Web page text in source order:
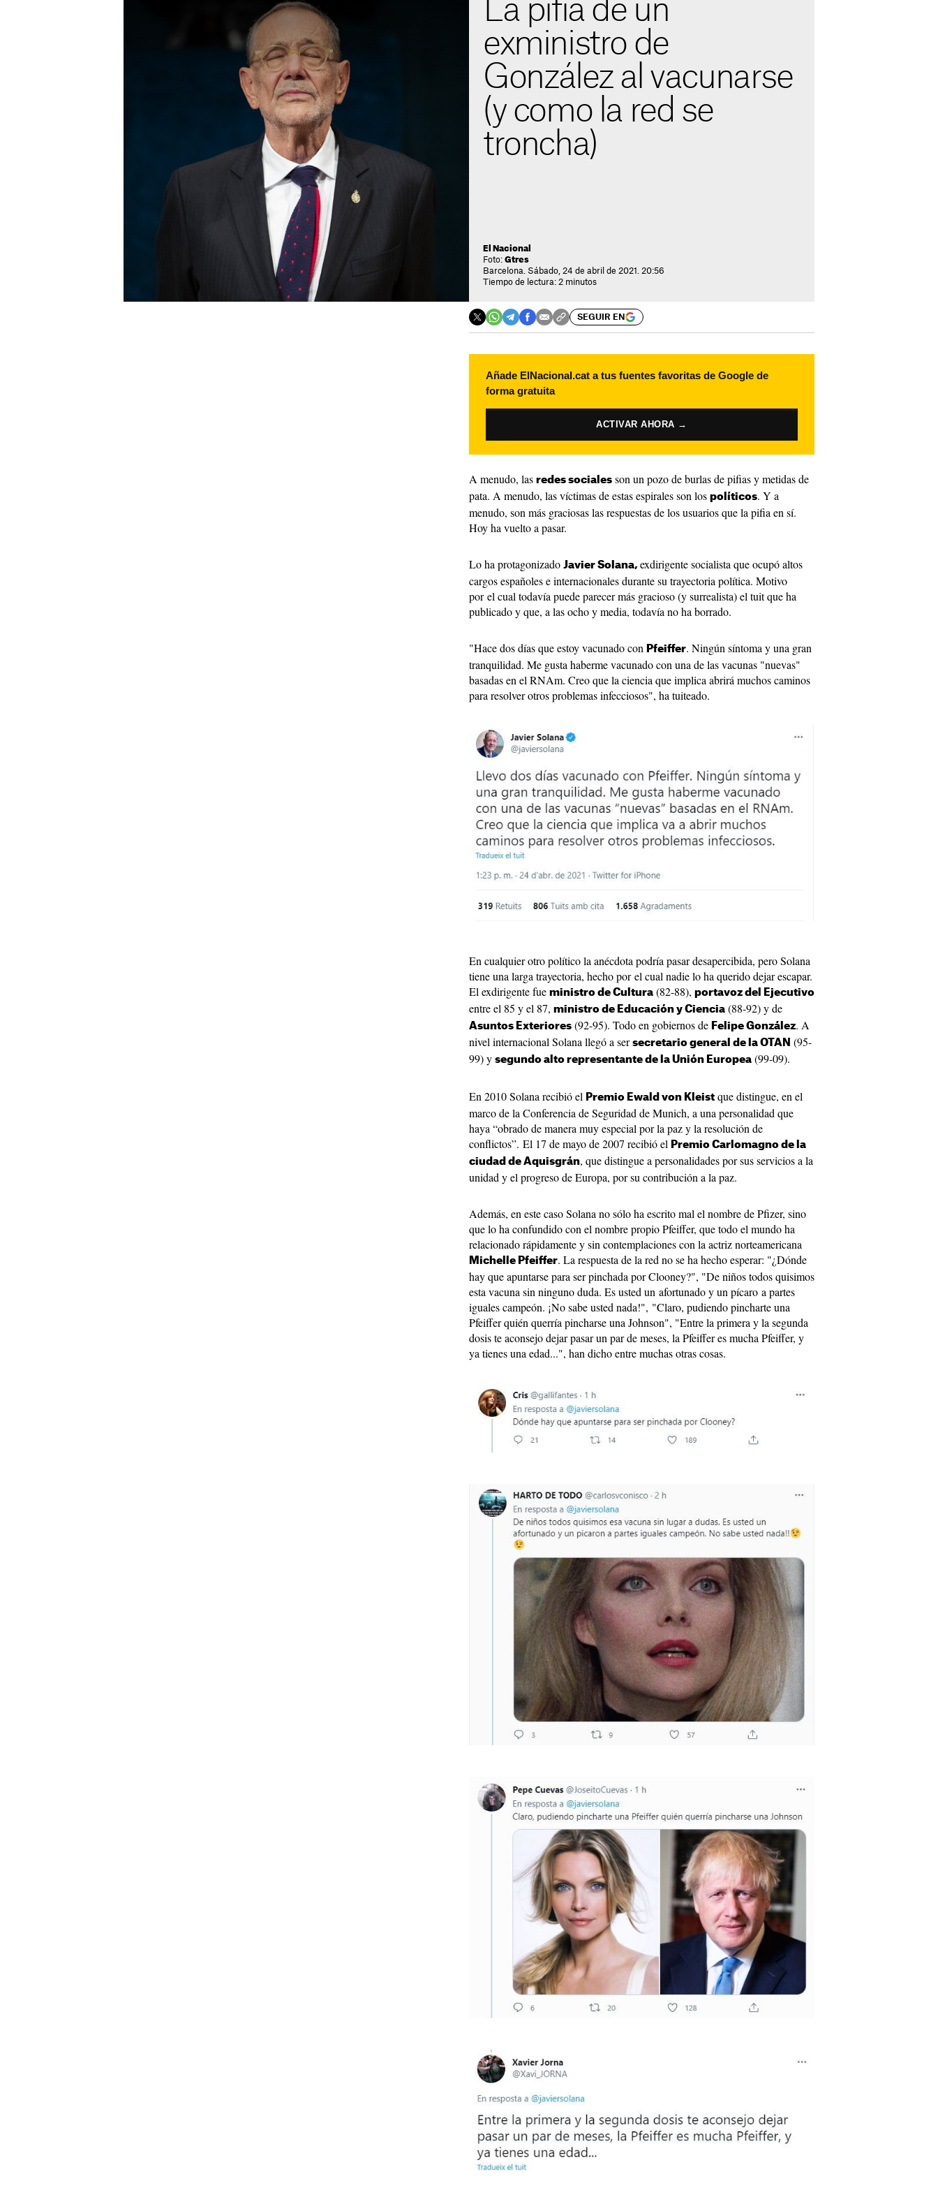
La pifia de un
exministro de
González al vacunarse
(y como la red se
troncha)
El Nacional
Foto: Gtres
Barcelona. Sábado, 24 de abril de 2021. 20:56
Tiempo de lectura: 2 minutos
SEGUIR EN
Añade ElNacional.cat a tus fuentes favoritas de Google de
forma gratuita
ACTIVAR AHORA →
A menudo, las redes sociales son un pozo de burlas de pifias y metidas de
pata. A menudo, las víctimas de estas espirales son los políticos. Y a
menudo, son más graciosas las respuestas de los usuarios que la pifia en sí.
Hoy ha vuelto a pasar.
Lo ha protagonizado Javier Solana, exdirigente socialista que ocupó altos
cargos españoles e internacionales durante su trayectoria política. Motivo
por el cual todavía puede parecer más gracioso (y surrealista) el tuit que ha
publicado y que, a las ocho y media, todavía no ha borrado.
"Hace dos días que estoy vacunado con Pfeiffer. Ningún síntoma y una gran
tranquilidad. Me gusta haberme vacunado con una de las vacunas "nuevas"
basadas en el RNAm. Creo que la ciencia que implica abrirá muchos caminos
para resolver otros problemas infecciosos", ha tuiteado.
En cualquier otro político la anécdota podría pasar desapercibida, pero Solana
tiene una larga trayectoria, hecho por el cual nadie lo ha querido dejar escapar.
El exdirigente fue ministro de Cultura (82-88), portavoz del Ejecutivo
entre el 85 y el 87, ministro de Educación y Ciencia (88-92) y de
Asuntos Exteriores (92-95). Todo en gobiernos de Felipe González. A
nivel internacional Solana llegó a ser secretario general de la OTAN (95-
99) y segundo alto representante de la Unión Europea (99-09).
En 2010 Solana recibió el Premio Ewald von Kleist que distingue, en el
marco de la Conferencia de Seguridad de Munich, a una personalidad que
haya “obrado de manera muy especial por la paz y la resolución de
conflictos”. El 17 de mayo de 2007 recibió el Premio Carlomagno de la
ciudad de Aquisgrán, que distingue a personalidades por sus servicios a la
unidad y el progreso de Europa, por su contribución a la paz.
Además, en este caso Solana no sólo ha escrito mal el nombre de Pfizer, sino
que lo ha confundido con el nombre propio Pfeiffer, que todo el mundo ha
relacionado rápidamente y sin contemplaciones con la actriz norteamericana
Michelle Pfeiffer. La respuesta de la red no se ha hecho esperar: "¿Dónde
hay que apuntarse para ser pinchada por Clooney?", "De niños todos quisimos
esta vacuna sin ninguno duda. Es usted un afortunado y un pícaro a partes
iguales campeón. ¡No sabe usted nada!", "Claro, pudiendo pincharte una
Pfeiffer quién querría pincharse una Johnson", "Entre la primera y la segunda
dosis te aconsejo dejar pasar un par de meses, la Pfeiffer es mucha Pfeiffer, y
ya tienes una edad...", han dicho entre muchas otras cosas.